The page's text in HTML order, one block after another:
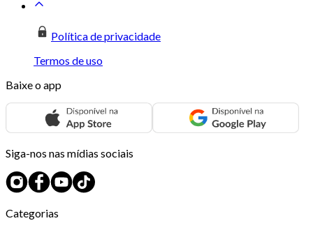
Política de privacidade
Termos de uso
Baixe o app
Siga-nos nas mídias sociais
Categorias